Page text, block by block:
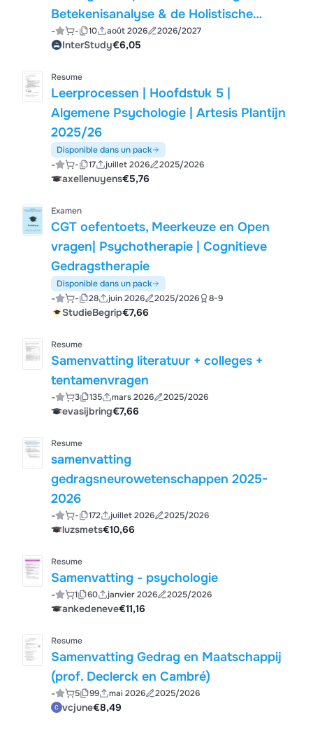
Betekenisanalyse & de Holistische
Theorie
- - 10 août 2026 2026/2027
InterStudy€6,05
Resume
Leerprocessen | Hoofdstuk 5 |
Algemene Psychologie | Artesis Plantijn
2025/26
Disponible dans un pack
- - 17 juillet 2026 2025/2026
axellenuyens€5,76
Examen
CGT oefentoets, Meerkeuze en Open
vragen| Psychotherapie | Cognitieve
Gedragstherapie
Disponible dans un pack
- - 28 juin 2026 2025/2026 8-9
StudieBegrip€7,66
Resume
Samenvatting literatuur + colleges +
tentamenvragen
- 3 135 mars 2026 2025/2026
evasijbring€7,66
Resume
samenvatting
gedragsneurowetenschappen 2025-
2026
- - 172 juillet 2026 2025/2026
luzsmets€10,66
Resume
Samenvatting - psychologie
- 1 60 janvier 2026 2025/2026
ankedeneve€11,16
Resume
Samenvatting Gedrag en Maatschappij
(prof. Declerck en Cambré)
- 5 99 mai 2026 2025/2026
vcjune€8,49